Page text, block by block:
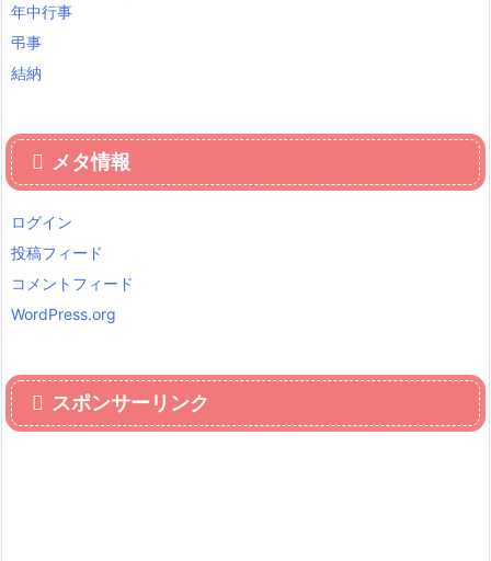
年中行事
弔事
結納
メタ情報
ログイン
投稿フィード
コメントフィード
WordPress.org
スポンサーリンク